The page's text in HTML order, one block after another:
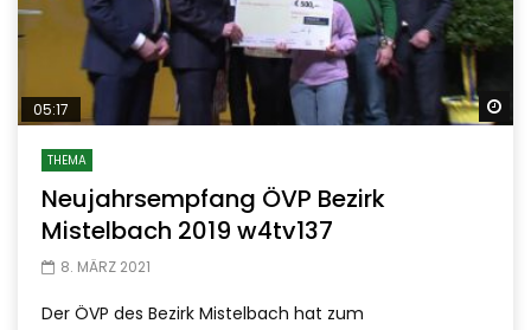
05:17
THEMA
Neujahrsempfang ÖVP Bezirk
Mistelbach 2019 w4tv137
8. MÄRZ 2021
Der ÖVP des Bezirk Mistelbach hat zum